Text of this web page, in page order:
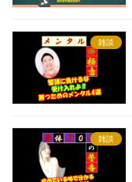
雑談
雑談